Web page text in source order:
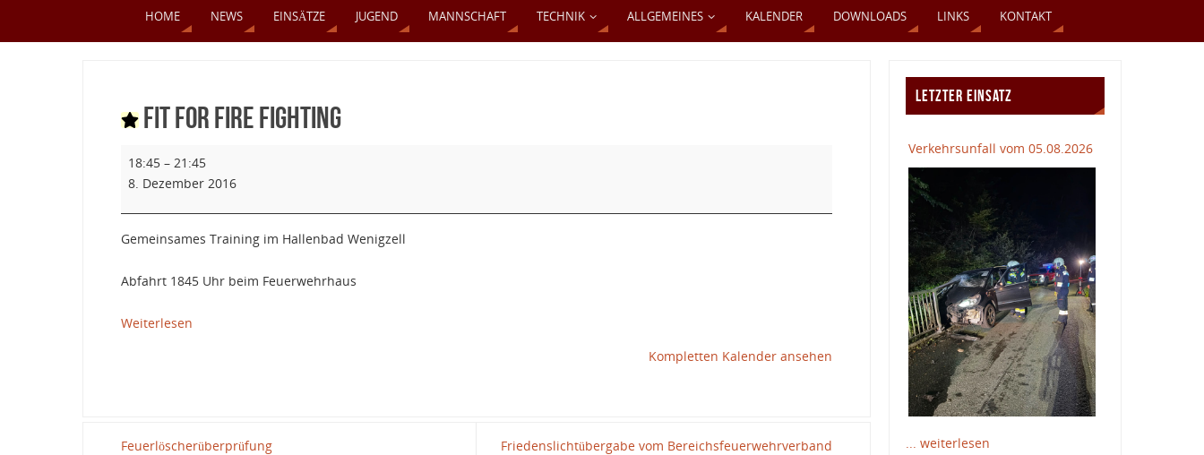
HOME NEWS EINSÄTZE JUGEND MANNSCHAFT TECHNIK ALLGEMEINES KALENDER DOWNLOADS LINKS KONTAKT
Fit for Fire Fighting
18:45 – 21:45
8. Dezember 2016
Gemeinsames Training im Hallenbad Wenigzell
Abfahrt 1845 Uhr beim Feuerwehrhaus
Weiterlesen
Kompletten Kalender ansehen
Feuerlöscherüberprüfung
Friedenslichtübergabe vom Bereichsfeuerwehrverband
LETZTER EINSATZ
Verkehrsunfall vom 05.08.2026
... weiterlesen